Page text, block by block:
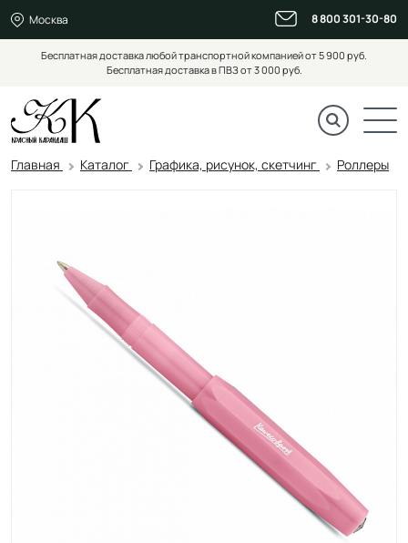
Москва 8 800 301-30-80
Бесплатная доставка любой транспортной компанией от 5 900 руб.
Бесплатная доставка в ПВЗ от 3 000 руб.
Главная Каталог Графика, рисунок, скетчинг Роллеры